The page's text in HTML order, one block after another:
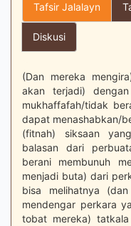
Tafsir Jalalayn
Diskusi
(Dan mereka
akan terjadi)
mukhaffafah/tidak
dapat menashabkan/
(fitnah) siksaan
balasan dari
berani membunuh
menjadi buta) dari
bisa melihatnya
mendengar perkara
tobat mereka)